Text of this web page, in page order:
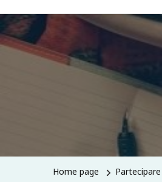
Home page Partecipare